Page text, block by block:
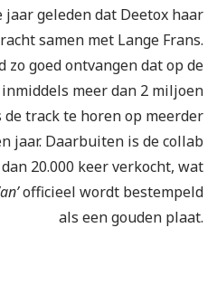
geleden dat Deetox haar
samen met Lange Frans.
zo goed ontvangen dat op de
inmiddels meer dan 2 miljoen
track te horen op meerder
jaar. Daarbuiten is de collab
20.000 keer verkocht, wat
officieel wordt bestempeld
als een gouden plaat.